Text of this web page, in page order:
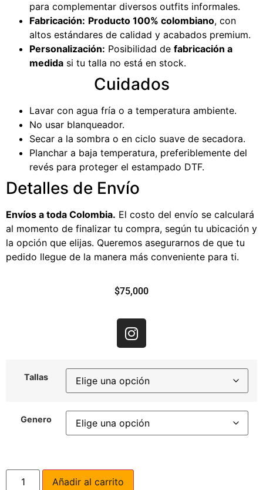
para complementar diversos outfits informales.
Fabricación: Producto 100% colombiano, con
altos estándares de calidad y acabados premium.
Personalización: Posibilidad de fabricación a
medida si tu talla no está en stock.
Cuidados
Lavar con agua fría o a temperatura ambiente.
No usar blanqueador.
Secar a la sombra o en ciclo suave de secadora.
Planchar a baja temperatura, preferiblemente del
revés para proteger el estampado DTF.
Detalles de Envío
Envíos a toda Colombia. El costo del envío se calculará
al momento de finalizar tu compra, según tu ubicación y
la opción que elijas. Queremos asegurarnos de que tu
pedido llegue de la manera más conveniente para ti.
$75,000
Tallas
Genero
Añadir al carrito